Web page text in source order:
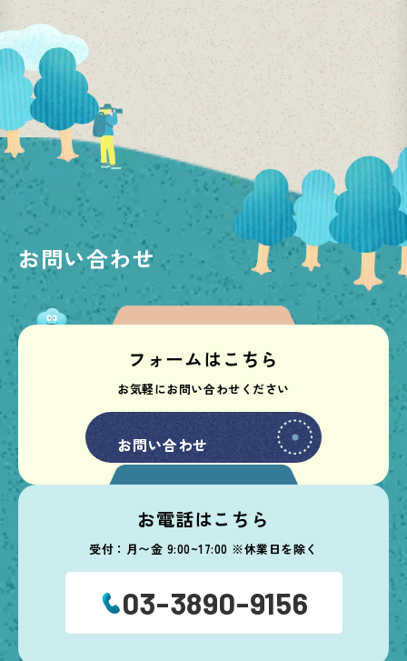
お問い合わせ
フォームはこちら
お気軽にお問い合わせください
お問い合わせ
お問い合わせ
お電話はこちら
受付：月〜金 9:00~17:00 ※休業日を除く
03-3890-9156